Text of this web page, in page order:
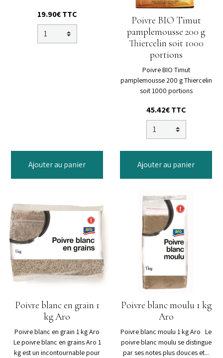
19.90€TTC
Ajouter au panier
Poivre BIO Timut
pamplemousse 200 g
Thiercelin soit 1000
portions
Poivre BIO Timut
pamplemousse 200 g Thiercelin
soit 1000 portions
45.42€TTC
Ajouter au panier
Poivre blanc en grain 1
kg Aro
Poivre blanc en grain 1 kg Aro
Le poivre blanc en grains Aro 1
kg est un incontournable pour
Poivre blanc moulu 1 kg
Aro
Poivre blanc moulu 1 kg Aro Le
poivre blanc moulu se distingue
par ses notes plus douces et...